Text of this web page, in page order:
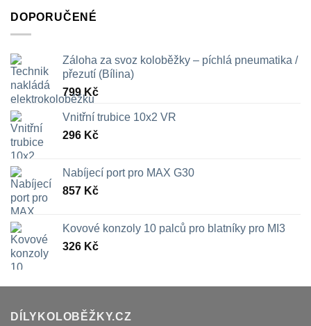
DOPORUČENÉ
Záloha za svoz koloběžky – píchlá pneumatika /
přezutí (Bílina)
799Kč
Vnitřní trubice 10x2 VR
296 Kč
Nabíjecí port pro MAX G30
857 Kč
Kovové konzoly 10 palců pro blatníky pro MI3
326 Kč
DÍLYKOLOBĚŽKY.CZ